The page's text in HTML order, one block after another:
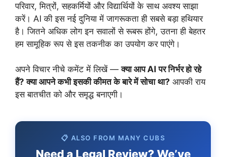
परिवार, मित्रों, सहकर्मियों और विद्यार्थियों के साथ अवश्य साझा
करें। AI की इस नई दुनिया में जागरूकता ही सबसे बड़ा हथियार
है। जितने अधिक लोग इन सवालों से रूबरू होंगे, उतना ही बेहतर
हम सामूहिक रूप से इस तकनीक का उपयोग कर पाएंगे।
अपने विचार नीचे कमेंट में लिखें —क्या आप AI पर निर्भर हो रहे
हैं? क्या आपने कभी इसकी कीमत के बारे में सोचा था? आपकी राय
इस बातचीत को और समृद्ध बनाएगी।
📋 ALSO FROM MANY CUBS
Need a Legal Review? We’ve